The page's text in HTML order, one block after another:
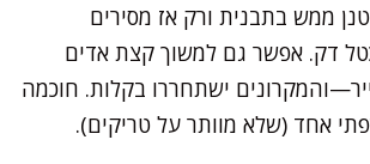
ממש בתבנית ורק אז מסירים
דק. אפשר גם למשוך קצת אדים
ישתחררו בקלות. חוכמה
אחד (שלא מוותר על טריקים).